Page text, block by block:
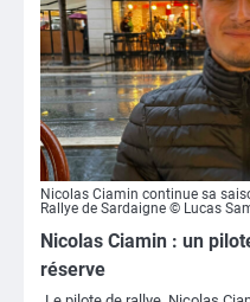
Nicolas Ciamin continue sa
Rallye de Sardaigne © Lucas
Nicolas Ciamin : un
réserve